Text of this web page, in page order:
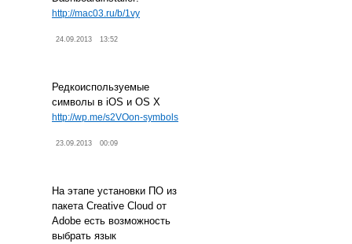
http://mac03.ru/b/1vy
24.09.2013 13:52
Редкоиспользуемые
символы в iOS и OS X
http://wp.me/s2VOon-symbols
23.09.2013 00:09
На этапе установки ПО из
пакета Creative Cloud от
Adobe есть возможность
выбрать язык